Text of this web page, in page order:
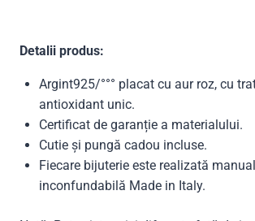
Detalii produs:
Argint925/°°° placat cu aur roz, cu
antioxidant unic.
Certificat de garanție a materialului.
Cutie și pungă cadou incluse.
Fiecare bijuterie este realizată
inconfundabilă Made in Italy.